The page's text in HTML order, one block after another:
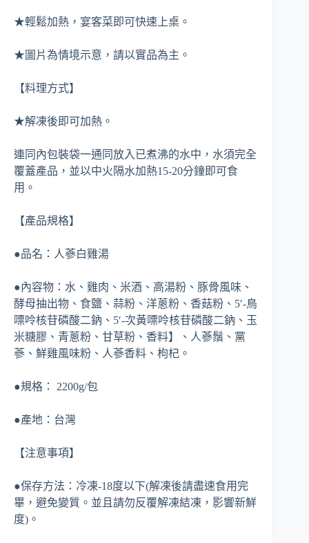
★輕鬆加熱，宴客菜即可快速上桌。
★圖片為情境示意，請以實品為主。
【料理方式】
★解凍後即可加熱。
連同內包裝袋一通同放入已煮沸的水中，水須完全
覆蓋產品，並以中火隔水加熱15-20分鐘即可食
用。
【產品規格】
●品名：人蔘白雞湯
●內容物：水、雞肉、米酒、高湯粉、豚骨風味、
酵母抽出物、食鹽、蒜粉、洋蔥粉、香菇粉、5′-鳥
嘌呤核苷磷酸二鈉、5′-次黃嘌呤核苷磷酸二鈉、玉
米糖膠、青蔥粉、甘草粉、香料】、人蔘鬚、黨
蔘、鮮雞風味粉、人蔘香料、枸杞。
●規格： 2200g/包
●產地：台灣
【注意事項】
●保存方法：冷凍-18度以下(解凍後請盡速食用完
畢，避免變質。並且請勿反覆解凍結凍，影響新鮮
度)。